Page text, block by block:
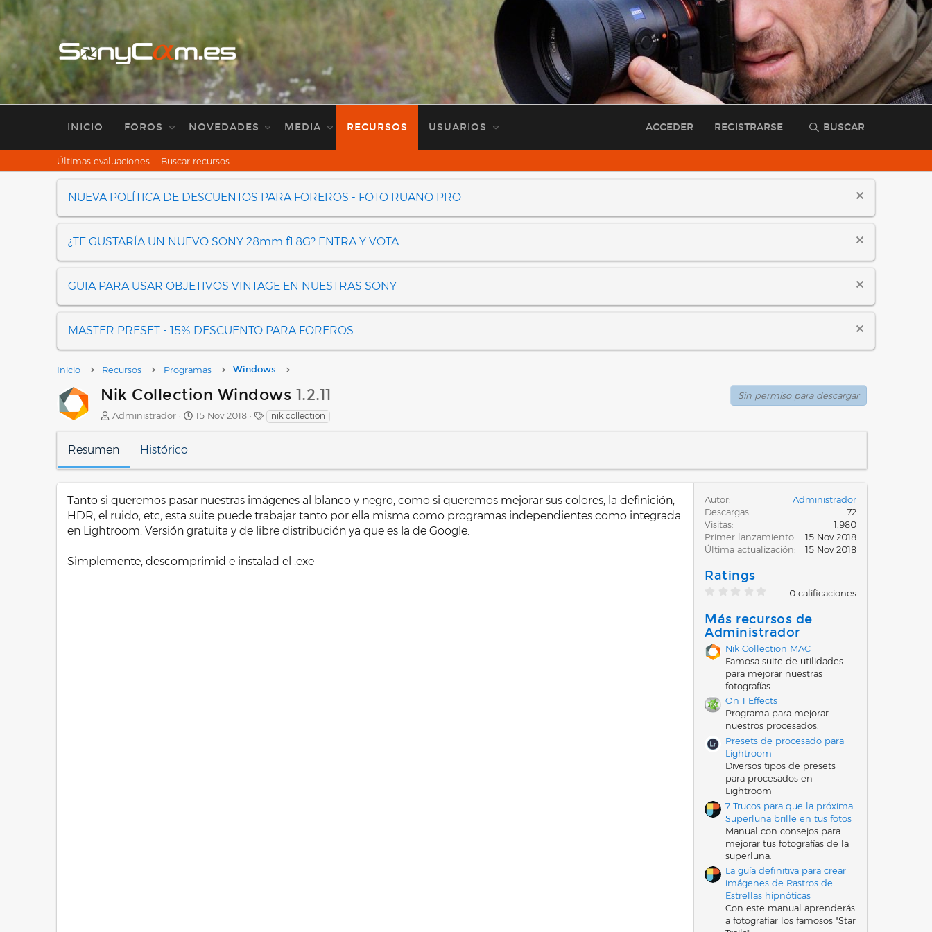
INICIO FOROS NOVEDADES MEDIA RECURSOS USUARIOS ACCEDER REGISTRARSE BUSCAR
Últimas evaluaciones Buscar recursos
NUEVA POLÍTICA DE DESCUENTOS PARA FOREROS - FOTO RUANO PRO
¿TE GUSTARÍA UN NUEVO SONY 28mm f1.8G? ENTRA Y VOTA
GUIA PARA USAR OBJETIVOS VINTAGE EN NUESTRAS SONY
MASTER PRESET - 15% DESCUENTO PARA FOREROS
Inicio Recursos Programas Windows
Nik Collection Windows 1.2.11
Sin permiso para descargar
A
o
r
Administrador
F
c
r
e
i
15 Nov 2018
E
a
s
nik collection
Resumen Histórico
Tanto si queremos pasar nuestras imágenes al blanco y negro, como si queremos mejorar sus colores, la definición,
HDR, el ruido, etc, esta suite puede trabajar tanto por ella misma como programas independientes como integrada
en Lightroom. Versión gratuita y de libre distribución ya que es la de Google.
Simplemente, descomprimid e instalad el .exe
Autor
Administrador
Descargas
72
Visitas
1.980
Primer lanzamiento
15 Nov 2018
Última actualización
15 Nov 2018
Ratings
0
e
s
t
r
l
l
(
s
)
0 calificaciones
Más recursos de
Administrador
Nik Collection MAC
Famosa suite de utilidades
para mejorar nuestras
fotografías
On 1 Effects
Programa para mejorar
nuestros procesados.
Presets de procesado para
Lightroom
Diversos tipos de presets
para procesados en
Lightroom
7 Trucos para que la próxima
Superluna brille en tus fotos
Manual con consejos para
mejorar tus fotografías de la
superluna.
La guía definitiva para crear
imágenes de Rastros de
Estrellas hipnóticas
Con este manual aprenderás
a fotografiar los famosos "Star